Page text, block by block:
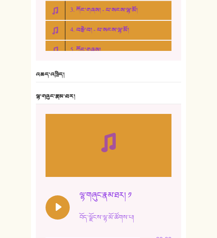
3. ཀོང་གཞས། - པ་སངས་ལྷ་མོ།
4. བརྩེ་བ། - པ་སངས་ལྷ་མོ།
5. ཀོང་གཞས།
10. ཆང་གཞས། ༣
འཆད་འཁྲིད།
ལྷ་གཞུང་རྣམ་ཐར།
ལྷ་གཞུང་རྣམ་ཐར། ༡
བོད་ལྗོངས་ལྷ་མོ་ཚོགས་པ།